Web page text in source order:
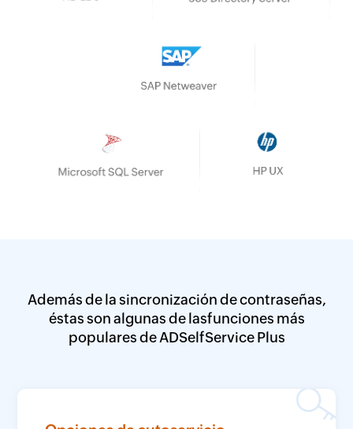
389 Directory Server
Microsoft SQL Server PostgreSQL
Además de la sincronización de contraseñas,
éstas son algunas de lasfunciones más
populares de ADSelfService Plus